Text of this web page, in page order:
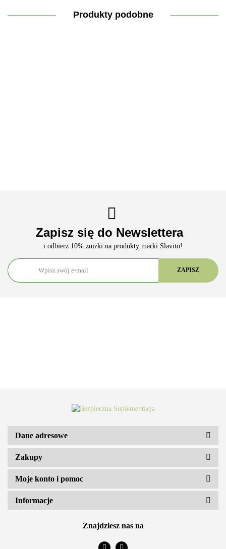
Produkty podobne
Zapisz się do Newslettera
i odbierz 10% zniżki na produkty marki Slavito!
ARS VITAE NATURA Sp. z o.o.
Dane adresowe
Zakupy
Moje konto i pomoc
Informacje
Znajdziesz nas na